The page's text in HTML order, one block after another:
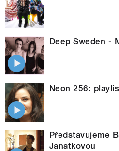
Deep Sweden -
Neon 256:
Představujeme
Janatkovou